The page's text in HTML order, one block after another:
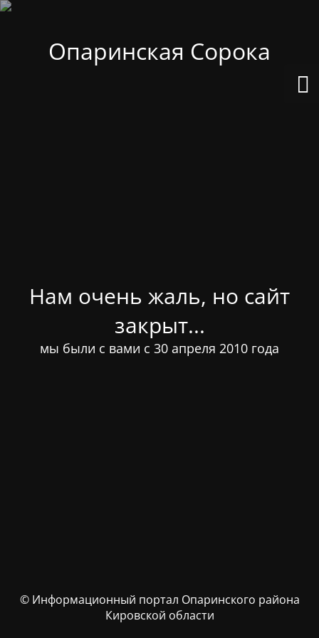
Опаринская Сорока
Нам очень жаль, но сайт
закрыт...
мы были с вами с 30 апреля 2010 года
© Информационный портал Опаринского района
Кировской области